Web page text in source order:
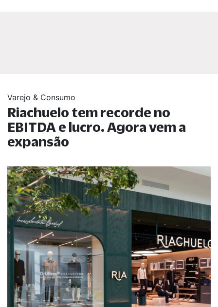
Varejo & Consumo
Riachuelo tem recorde no
EBITDA e lucro. Agora vem a
expansão